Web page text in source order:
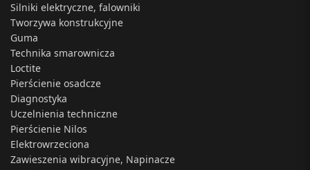
Silniki elektryczne, falowniki
Tworzywa konstrukcyjne
Guma
Technika smarownicza
Loctite
Pierścienie osadcze
Diagnostyka
Uczelnienia techniczne
Pierścienie Nilos
Elektrowrzeciona
Zawieszenia wibracyjne, Napinacze